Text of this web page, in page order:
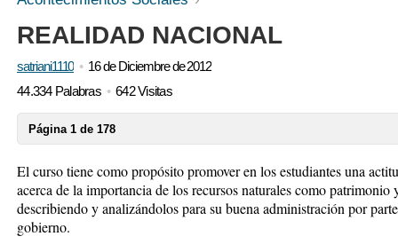
Registrarse
Iniciar sesión
REALIDAD NACIONAL
satriani1110
16 de Diciembre de 2012
44.334 Palabras
642 Visitas
Página 1 de 178
El curso tiene como propósito promover en los estudiantes una
acerca de la importancia de los recursos naturales como
describiendo y analizándolos para su buena administración por
gobierno.